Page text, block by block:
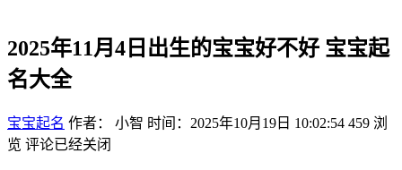
2025年11月4日出生的宝宝好不好 宝宝起
名大全
宝宝起名 作者： 小智 时间：2025年10月19日 10:02:54 459 浏
览 评论已经关闭